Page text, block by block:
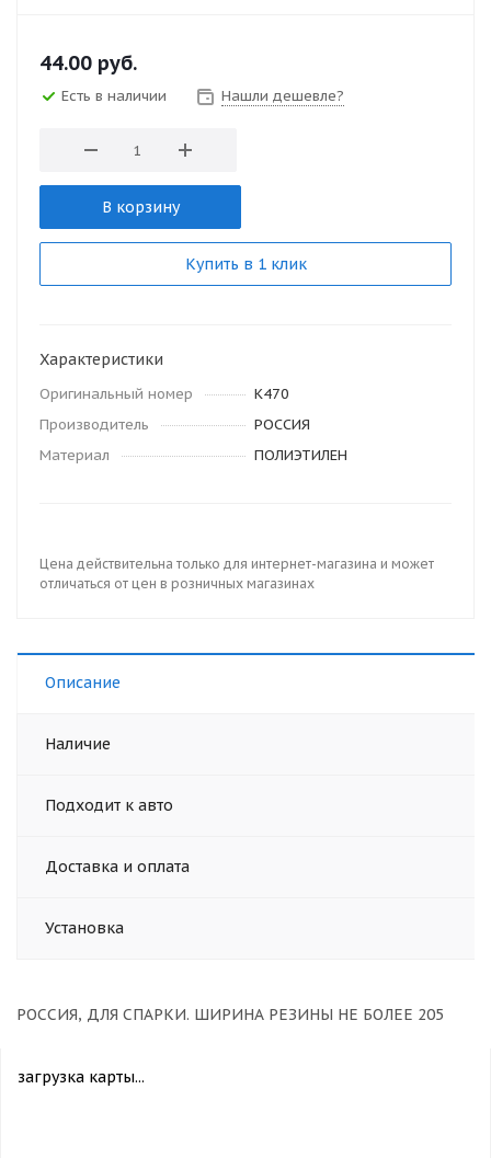
44.00 руб.
Есть в наличии Нашли дешевле?
В корзину
Купить в 1 клик
Характеристики
Оригинальный номер
K470
Производитель
РОССИЯ
Материал
ПОЛИЭТИЛЕН
Цена действительна только для интернет-магазина и может
отличаться от цен в розничных магазинах
Описание
Наличие
Подходит к авто
Доставка и оплата
Установка
РОССИЯ, ДЛЯ СПАРКИ. ШИРИНА РЕЗИНЫ НЕ БОЛЕЕ 205
загрузка карты...